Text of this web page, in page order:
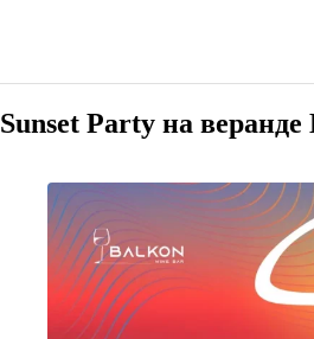
Sunset Party на